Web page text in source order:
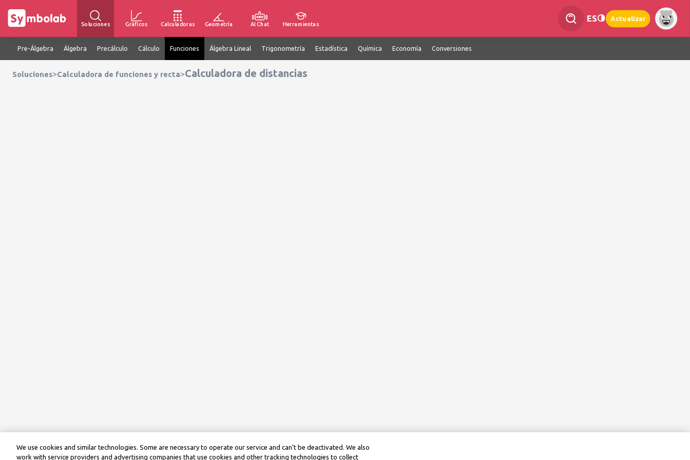
Soluciones Gráficos Calculadoras Geometría AI Chat Herramientas
ES Actualizar
Pre-Álgebra Álgebra Precálculo Cálculo Funciones Álgebra Lineal Trigonometría Estadística Química Economía Conversiones
Soluciones>Calculadora de funciones y recta>Calculadora de distancias
We use cookies and similar technologies. Some are necessary to operate our service and can’t be deactivated. We also
work with service providers and advertising companies that use cookies and other tracking technologies to collect